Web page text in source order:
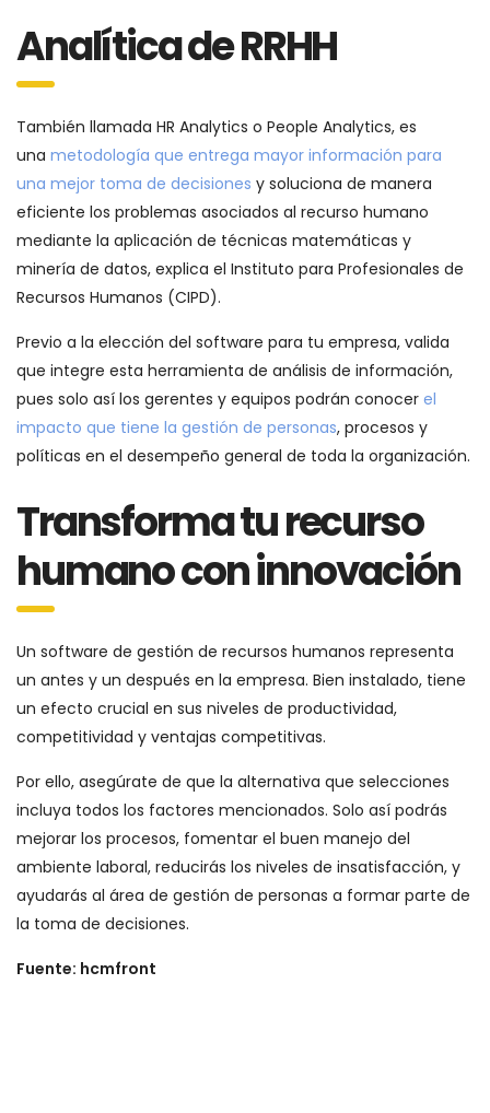
Analítica de RRHH
También llamada HR Analytics o People Analytics, es
una metodología que entrega mayor información para
una mejor toma de decisiones y soluciona de manera
eficiente los problemas asociados al recurso humano
mediante la aplicación de técnicas matemáticas y
minería de datos, explica el Instituto para Profesionales de
Recursos Humanos (CIPD).
Previo a la elección del software para tu empresa, valida
que integre esta herramienta de análisis de información,
pues solo así los gerentes y equipos podrán conocer el
impacto que tiene la gestión de personas, procesos y
políticas en el desempeño general de toda la organización.
Transforma tu recurso
humano con innovación
Un software de gestión de recursos humanos representa
un antes y un después en la empresa. Bien instalado, tiene
un efecto crucial en sus niveles de productividad,
competitividad y ventajas competitivas.
Por ello, asegúrate de que la alternativa que selecciones
incluya todos los factores mencionados. Solo así podrás
mejorar los procesos, fomentar el buen manejo del
ambiente laboral, reducirás los niveles de insatisfacción, y
ayudarás al área de gestión de personas a formar parte de
la toma de decisiones.
Fuente: hcmfront